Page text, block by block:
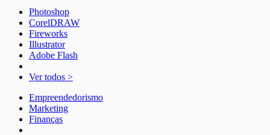
Photoshop
CorelDRAW
Fireworks
Illustrator
Adobe Flash
Ver todos >
Empreendedorismo
Marketing
Finanças